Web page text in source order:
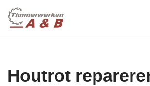
Ga
Houtrot